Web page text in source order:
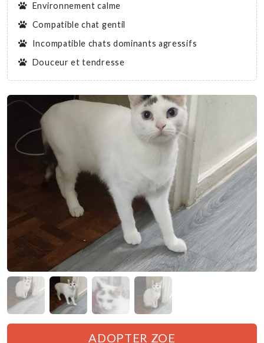
Environnement calme
Compatible chat gentil
Incompatible chats dominants agressifs
Douceur et tendresse
ADOPTER ZOE